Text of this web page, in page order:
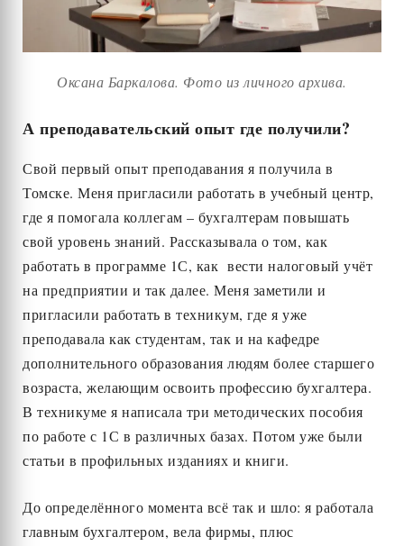
Оксана Баркалова. Фото из личного архива.
А преподавательский опыт где получили?
Свой первый опыт преподавания я получила в
Томске. Меня пригласили работать в учебный центр,
где я помогала коллегам – бухгалтерам повышать
свой уровень знаний. Рассказывала о том, как
работать в программе 1С, как вести налоговый учёт
на предприятии и так далее. Меня заметили и
пригласили работать в техникум, где я уже
преподавала как студентам, так и на кафедре
дополнительного образования людям более старшего
возраста, желающим освоить профессию бухгалтера.
В техникуме я написала три методических пособия
по работе с 1С в различных базах. Потом уже были
статьи в профильных изданиях и книги.
До определённого момента всё так и шло: я работала
главным бухгалтером, вела фирмы, плюс